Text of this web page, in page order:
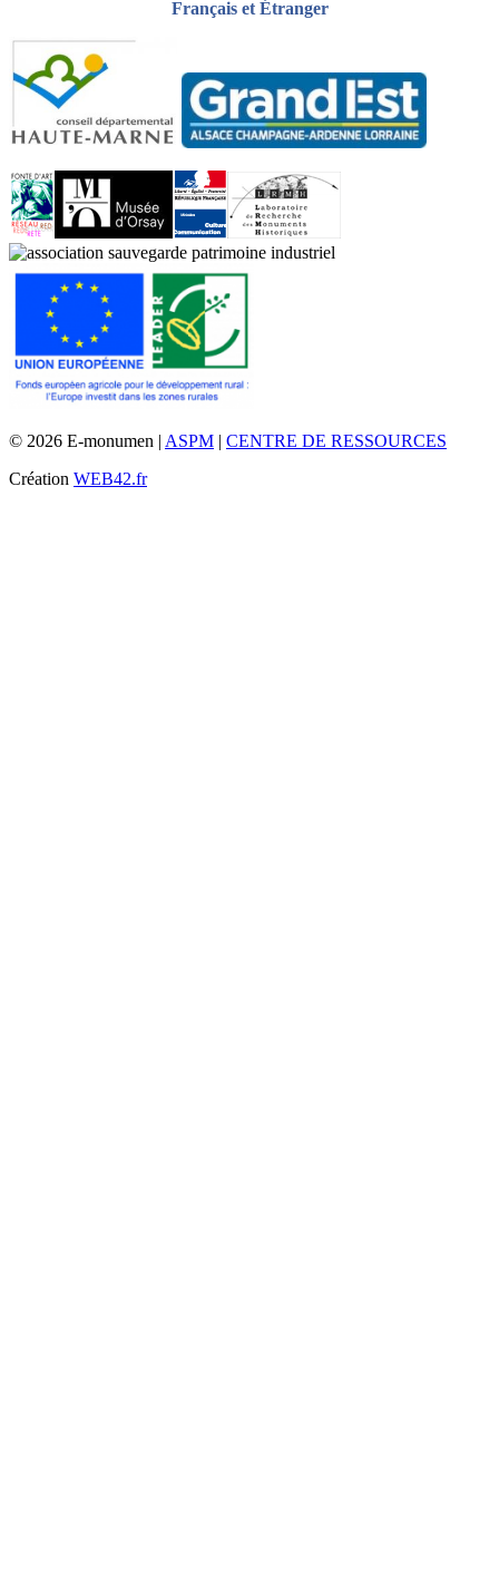
Français et Étranger
© 2026 E-monumen | ASPM | CENTRE DE RESSOURCES
Création WEB42.fr